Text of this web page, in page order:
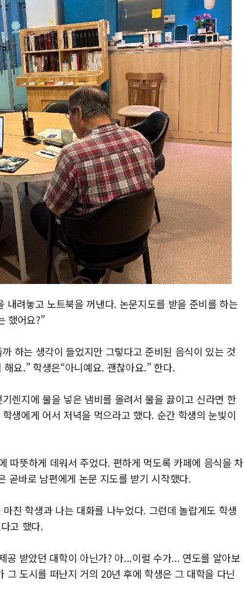
려놓고 노트북을 꺼낸다. 논문지도를 받을 준비를 하는
했어요?”
하는 생각이 들었지만 그렇다고 준비된 음식이 있는 것
요.” 학생은“아니예요. 괜찮아요.” 한다.
렌지에 물을 넣은 냄비를 올려서 물을 끓이고 신라면 한
생에게 어서 저녁을 먹으라고 했다. 순간 학생의 눈빛이
따뜻하게 데워서 주었다. 편하게 먹도록 카페에 음식을 차
곧바로 남편에게 논문 지도를 받기 시작했다.
친 학생과 나는 대화를 나누었다. 그런데 놀랍게도 학생
고 했다.
받았던 대학이 아닌가? 아...이럴 수가... 연도를 알아보
도시를 떠난지 거의 20년 후에 학생은 그 대학을 다닌